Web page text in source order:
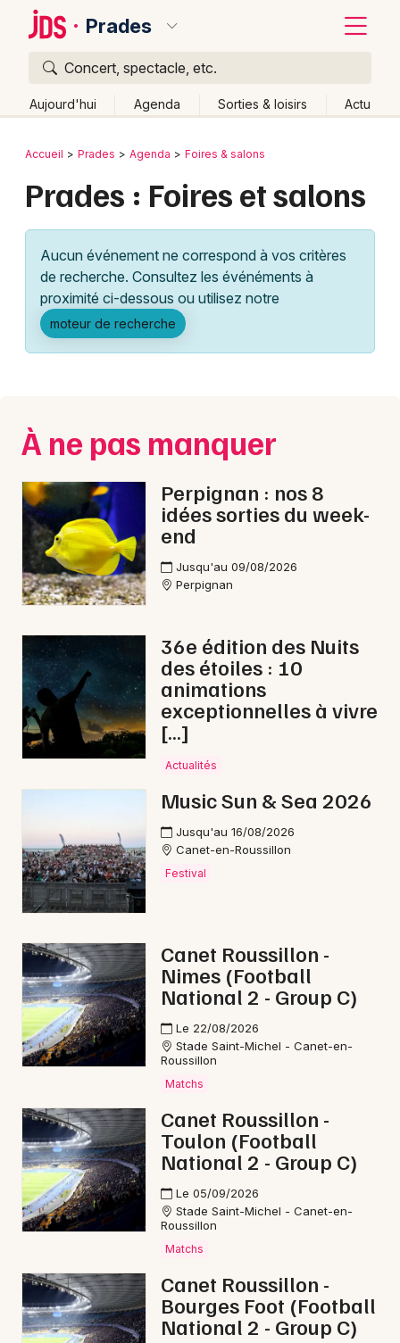
Prades
Concert, spectacle, etc.
Aujourd'hui Agenda Sorties & loisirs Actu
Publier un événement
Grands événements
Activité & Expérience
Manifestations
Spectacles
Concerts
Sports
Soirées
Sorties famille
Expos
Sorties & loisirs
Foires dans les Pyrénées-Orientales
Artistes en tournée
Actus à Prades
Magazine à Prades
Choisir mes départements
Mon email
Bordeaux
Lille
Lyon
Marseille
Nantes
Nice
Paris
Strasbourg
Toulouse
Retour
Accueil Prades Agenda Foires & salons
Prades : Foires et salons
Aucun événement ne correspond à vos critères
de recherche. Consultez les événéments à
proximité ci-dessous ou utilisez notre
moteur de recherche
À ne pas manquer
Perpignan : nos 8
idées sorties du week-
end
Jusqu'au 09/08/2026
Perpignan
36e édition des Nuits
des étoiles : 10
animations
exceptionnelles à vivre
[…]
Actualités
Music Sun & Sea 2026
Jusqu'au 16/08/2026
Canet-en-Roussillon
Festival
Canet Roussillon -
Nimes (Football
National 2 - Group C)
Le 22/08/2026
Stade Saint-Michel - Canet-en-
Roussillon
Matchs
Canet Roussillon -
Toulon (Football
National 2 - Group C)
Le 05/09/2026
Stade Saint-Michel - Canet-en-
Roussillon
Matchs
Canet Roussillon -
Bourges Foot (Football
National 2 - Group C)
Quoi ?
Où ?
Languedoc-Roussillon
Partout
Près de moi
Quand ?
Effacer les dates